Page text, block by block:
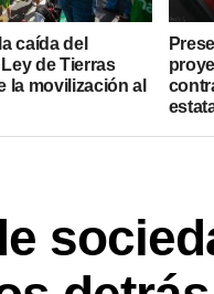
caída del
de Tierras
la movilización al